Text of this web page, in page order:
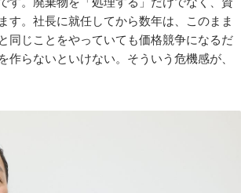
す。社長に就任してから数年は、このまま
同じことをやっていても価格競争になるだ
らないといけない。そういう危機感が、